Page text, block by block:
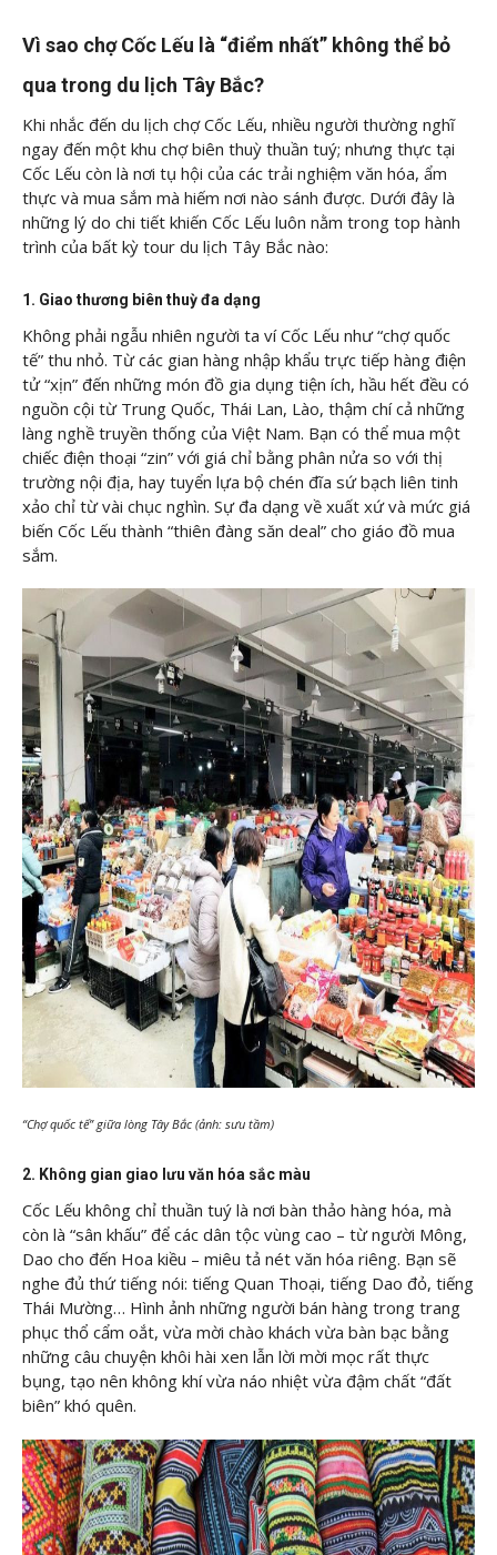
Vì sao chợ Cốc Lếu là “điểm nhất” không thể bỏ
qua trong du lịch Tây Bắc?
Khi nhắc đến du lịch chợ Cốc Lếu, nhiều người thường nghĩ
ngay đến một khu chợ biên thuỳ thuần tuý; nhưng thực tại
Cốc Lếu còn là nơi tụ hội của các trải nghiệm văn hóa, ẩm
thực và mua sắm mà hiếm nơi nào sánh được. Dưới đây là
những lý do chi tiết khiến Cốc Lếu luôn nằm trong top hành
trình của bất kỳ tour du lịch Tây Bắc nào:
1. Giao thương biên thuỳ đa dạng
Không phải ngẫu nhiên người ta ví Cốc Lếu như “chợ quốc
tế” thu nhỏ. Từ các gian hàng nhập khẩu trực tiếp hàng điện
tử “xịn” đến những món đồ gia dụng tiện ích, hầu hết đều có
nguồn cội từ Trung Quốc, Thái Lan, Lào, thậm chí cả những
làng nghề truyền thống của Việt Nam. Bạn có thể mua một
chiếc điện thoại “zin” với giá chỉ bằng phân nửa so với thị
trường nội địa, hay tuyển lựa bộ chén đĩa sứ bạch liên tinh
xảo chỉ từ vài chục nghìn. Sự đa dạng về xuất xứ và mức giá
biến Cốc Lếu thành “thiên đàng săn deal” cho giáo đồ mua
sắm.
“Chợ quốc tế” giữa lòng Tây Bắc (ảnh: sưu tầm)
2. Không gian giao lưu văn hóa sắc màu
Cốc Lếu không chỉ thuần tuý là nơi bàn thảo hàng hóa, mà
còn là “sân khấu” để các dân tộc vùng cao – từ người Mông,
Dao cho đến Hoa kiều – miêu tả nét văn hóa riêng. Bạn sẽ
nghe đủ thứ tiếng nói: tiếng Quan Thoại, tiếng Dao đỏ, tiếng
Thái Mường… Hình ảnh những người bán hàng trong trang
phục thổ cẩm oắt, vừa mời chào khách vừa bàn bạc bằng
những câu chuyện khôi hài xen lẫn lời mời mọc rất thực
bụng, tạo nên không khí vừa náo nhiệt vừa đậm chất “đất
biên” khó quên.